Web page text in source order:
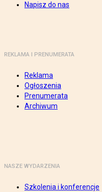
Napisz do nas
REKLAMA I PRENUMERATA
Reklama
Ogłoszenia
Prenumerata
Archiwum
NASZE WYDARZENIA
Szkolenia i konferencje